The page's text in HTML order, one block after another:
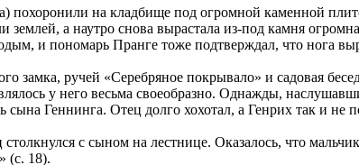
похоронили на кладбище под огромной каменной
землей, а наутро снова вырастала из-под камня
и пономарь Пранге тоже подтверждал, что нога
замка, ручей «Серебряное покрывало» и садовая
у него весьма своеобразно. Однажды,
сына Геннинга. Отец долго хохотал, а Генрих так и
с сыном на лестнице. Оказалось, что
(с. 18).